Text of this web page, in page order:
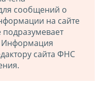
сообщений о
на сайте
Информация
сайта ФНС